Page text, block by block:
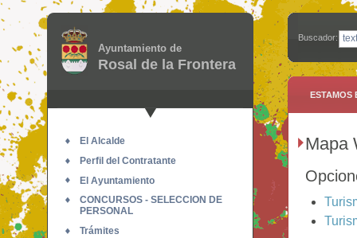
Ayuntamiento de
Rosal de la Frontera
El Alcalde
Perfil del Contratante
El Ayuntamiento
CONCURSOS - SELECCION DE
PERSONAL
Trámites
Buscador:
ESTAMOS
Mapa